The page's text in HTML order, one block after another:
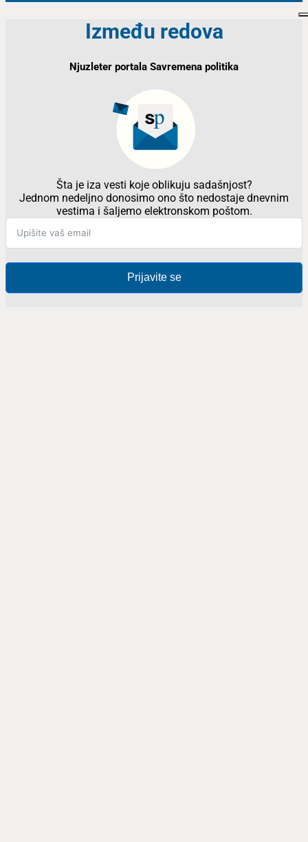
Između redova
Njuzleter portala Savremena politika
Šta je iza vesti koje oblikuju sadašnjost?
Jednom nedeljno donosimo ono što nedostaje dnevnim
vestima i šaljemo elektronskom poštom.
Prijavite se